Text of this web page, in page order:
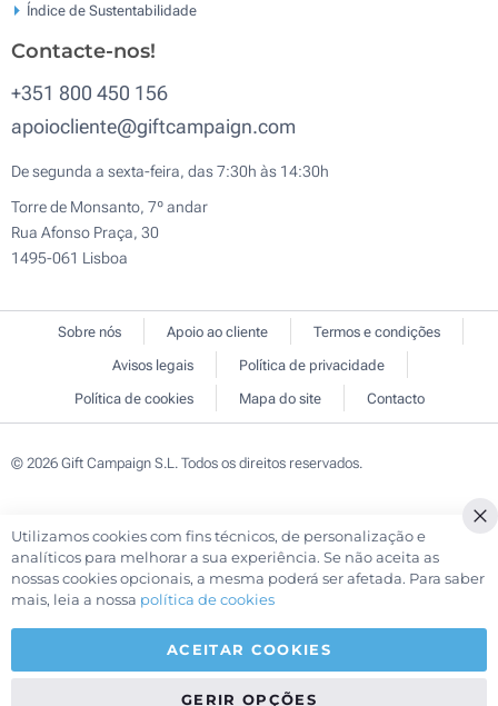
Índice de Sustentabilidade
Contacte-nos!
+351 800 450 156
apoiocliente@giftcampaign.com
De segunda a sexta-feira, das 7:30h às 14:30h
Torre de Monsanto, 7º andar
Rua Afonso Praça, 30
1495-061 Lisboa
Sobre nós Apoio ao cliente
Termos e condições
Avisos legais
Política de privacidade
Política de cookies
Mapa do site Contacto
© 2026 Gift Campaign S.L. Todos os direitos reservados.
Utilizamos cookies com fins técnicos, de personalização e
analíticos para melhorar a sua experiência. Se não aceita as
nossas cookies opcionais, a mesma poderá ser afetada. Para saber
mais, leia a nossa política de cookies
ACEITAR COOKIES
GERIR OPÇÕES